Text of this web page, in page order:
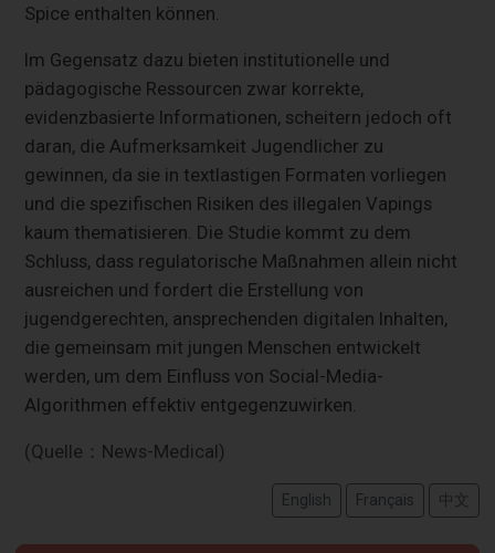
Spice enthalten können.
Im Gegensatz dazu bieten institutionelle und
pädagogische Ressourcen zwar korrekte,
evidenzbasierte Informationen, scheitern jedoch oft
daran, die Aufmerksamkeit Jugendlicher zu
gewinnen, da sie in textlastigen Formaten vorliegen
und die spezifischen Risiken des illegalen Vapings
kaum thematisieren. Die Studie kommt zu dem
Schluss, dass regulatorische Maßnahmen allein nicht
ausreichen und fordert die Erstellung von
jugendgerechten, ansprechenden digitalen Inhalten,
die gemeinsam mit jungen Menschen entwickelt
werden, um dem Einfluss von Social-Media-
Algorithmen effektiv entgegenzuwirken.
(Quelle：News-Medical)
English Français 中文